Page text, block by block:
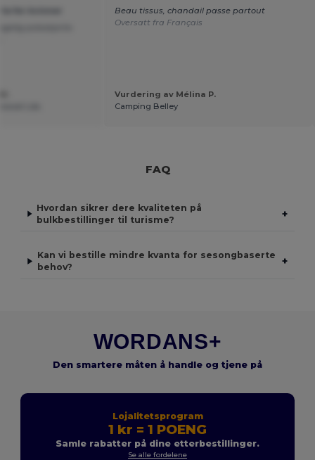
Beau tissus, chandail passe partout
Oversatt fra Français
Vurdering av Mélina P.
Camping Belley
FAQ
Hvordan sikrer dere kvaliteten på
bulkbestillinger til turisme?
+
Kan vi bestille mindre kvanta for sesongbaserte
behov?
+
WORDANS+
Den smartere måten å handle og tjene på
Lojalitetsprogram
1 kr = 1 POENG
Samle rabatter på dine etterbestillinger.
Se alle fordelene